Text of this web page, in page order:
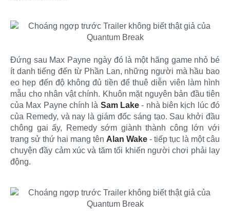
Đứng sau Max Payne ngày đó là một hãng game nhỏ bé
ít danh tiếng đến từ Phần Lan, những người mà hầu bao
eo hẹp đến độ không đủ tiền để thuê diễn viên làm hình
mẫu cho nhân vật chính. Khuôn mặt nguyên bản đầu tiên
của Max Payne chính là Sam Lake - nhà biên kịch lúc đó
của Remedy, và nay là giám đốc sáng tạo. Sau khởi đầu
chông gai ấy, Remedy sớm giành thành công lớn với
trang sử thứ hai mang tên Alan Wake - tiếp tục là một câu
chuyện đầy cảm xúc và tăm tối khiến người chơi phải lay
động.